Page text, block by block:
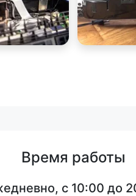
Время работы
с 10:00 до